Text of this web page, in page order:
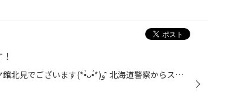
みなさん、こんにちは(*•̀ᴗ•́*)و ̑̑ タイヤ館北見でございます(*•̀ᴗ•́*)و ̑̑ 北海道警察からスリップ事故が増えている為、 注意喚起を促してほしいとの事です！ 一見ミゾがあるように見えても、 硬くなってしまった冬タイヤはとても危険です！！ 事故を起こしてからでは遅いので、早めの点検が大切...